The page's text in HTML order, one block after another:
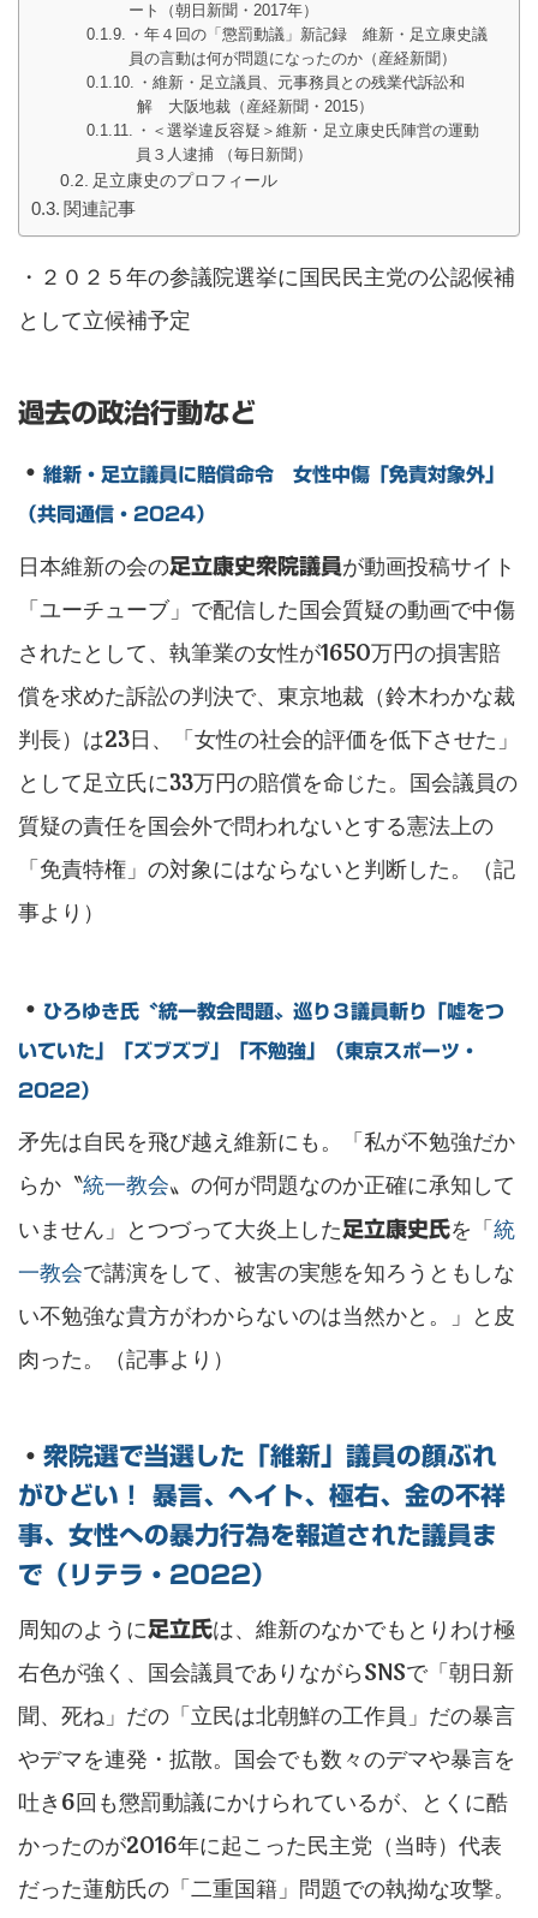
ート（朝日新聞・2017年）
・年４回の「懲罰動議」新記録 維新・足立康史議
員の言動は何が問題になったのか（産経新聞）
・維新・足立議員、元事務員との残業代訴訟和
解 大阪地裁（産経新聞・2015）
・＜選挙違反容疑＞維新・足立康史氏陣営の運動
員３人逮捕 （毎日新聞）
足立康史のプロフィール
関連記事
・２０２５年の参議院選挙に国民民主党の公認候補
として立候補予定
過去の政治行動など
・ 維新・足立議員に賠償命令 女性中傷「免責対象外」
（共同通信・2024）
日本維新の会の足立康史衆院議員が動画投稿サイト
「ユーチューブ」で配信した国会質疑の動画で中傷
されたとして、執筆業の女性が1650万円の損害賠
償を求めた訴訟の判決で、東京地裁（鈴木わかな裁
判長）は23日、「女性の社会的評価を低下させた」
として足立氏に33万円の賠償を命じた。国会議員の
質疑の責任を国会外で問われないとする憲法上の
「免責特権」の対象にはならないと判断した。（記
事より）
・ ひろゆき氏〝統一教会問題〟巡り３議員斬り「嘘をつ
いていた」「ズブズブ」「不勉強」（東京スポーツ・
2022）
矛先は自民を飛び越え維新にも。「私が不勉強だか
らか〝統一教会〟の何が問題なのか正確に承知して
いません」とつづって大炎上した足立康史氏を「統
一教会で講演をして、被害の実態を知ろうともしな
い不勉強な貴方がわからないのは当然かと。」と皮
肉った。（記事より）
・ 衆院選で当選した「維新」議員の顔ぶれ
がひどい！ 暴言、ヘイト、極右、金の不祥
事、女性への暴力行為を報道された議員ま
で（リテラ・2022）
周知のように足立氏は、維新のなかでもとりわけ極
右色が強く、国会議員でありながらSNSで「朝日新
聞、死ね」だの「立民は北朝鮮の工作員」だの暴言
やデマを連発・拡散。国会でも数々のデマや暴言を
吐き6回も懲罰動議にかけられているが、とくに酷
かったのが2016年に起こった民主党（当時）代表
だった蓮舫氏の「二重国籍」問題での執拗な攻撃。